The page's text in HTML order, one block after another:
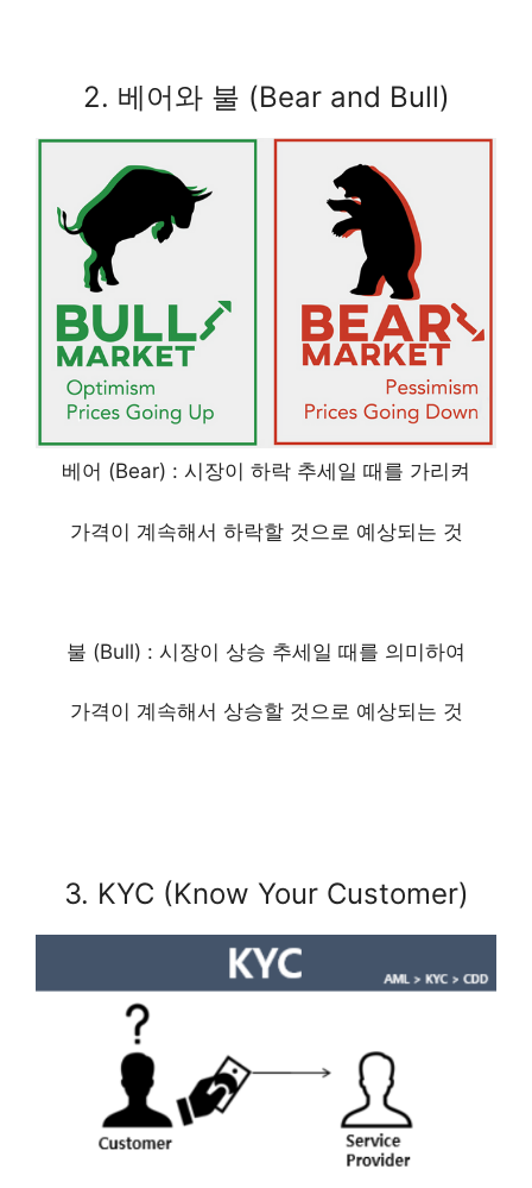
2. 베어와 불 (Bear and Bull)
베어 (Bear) : 시장이 하락 추세일 때를 가리켜
가격이 계속해서 하락할 것으로 예상되는 것
불 (Bull) : 시장이 상승 추세일 때를 의미하여
가격이 계속해서 상승할 것으로 예상되는 것
3. KYC (Know Your Customer)